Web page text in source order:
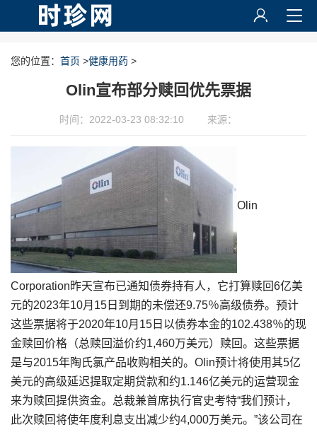
您的位置： 首页 >健康用药 >
Olin宣布部分赎回优先票据
时间：2022-03-23 08:32:10 来源：
Olin
Corporation昨天宣布已通知债券持有人，它打算赎回6亿美
元的2023年10月15日到期的未偿还9.75％高级债券。预计
这些票据将于2020年10月15日以债券本金的102.438％的现
金赎回价格（总赎回溢价约1,460万美元）赎回。这些票据
是与2015年陶氏氯产品收购相关的。Olin预计将使用其5亿
美元的高级延迟提取定期贷款和约1.146亿美元的运营现金
来为赎回提供资金。总裁兼首席执行官史考特“我们预计，
此次赎回将使年度利息支出减少约4,000万美元。”该公司在